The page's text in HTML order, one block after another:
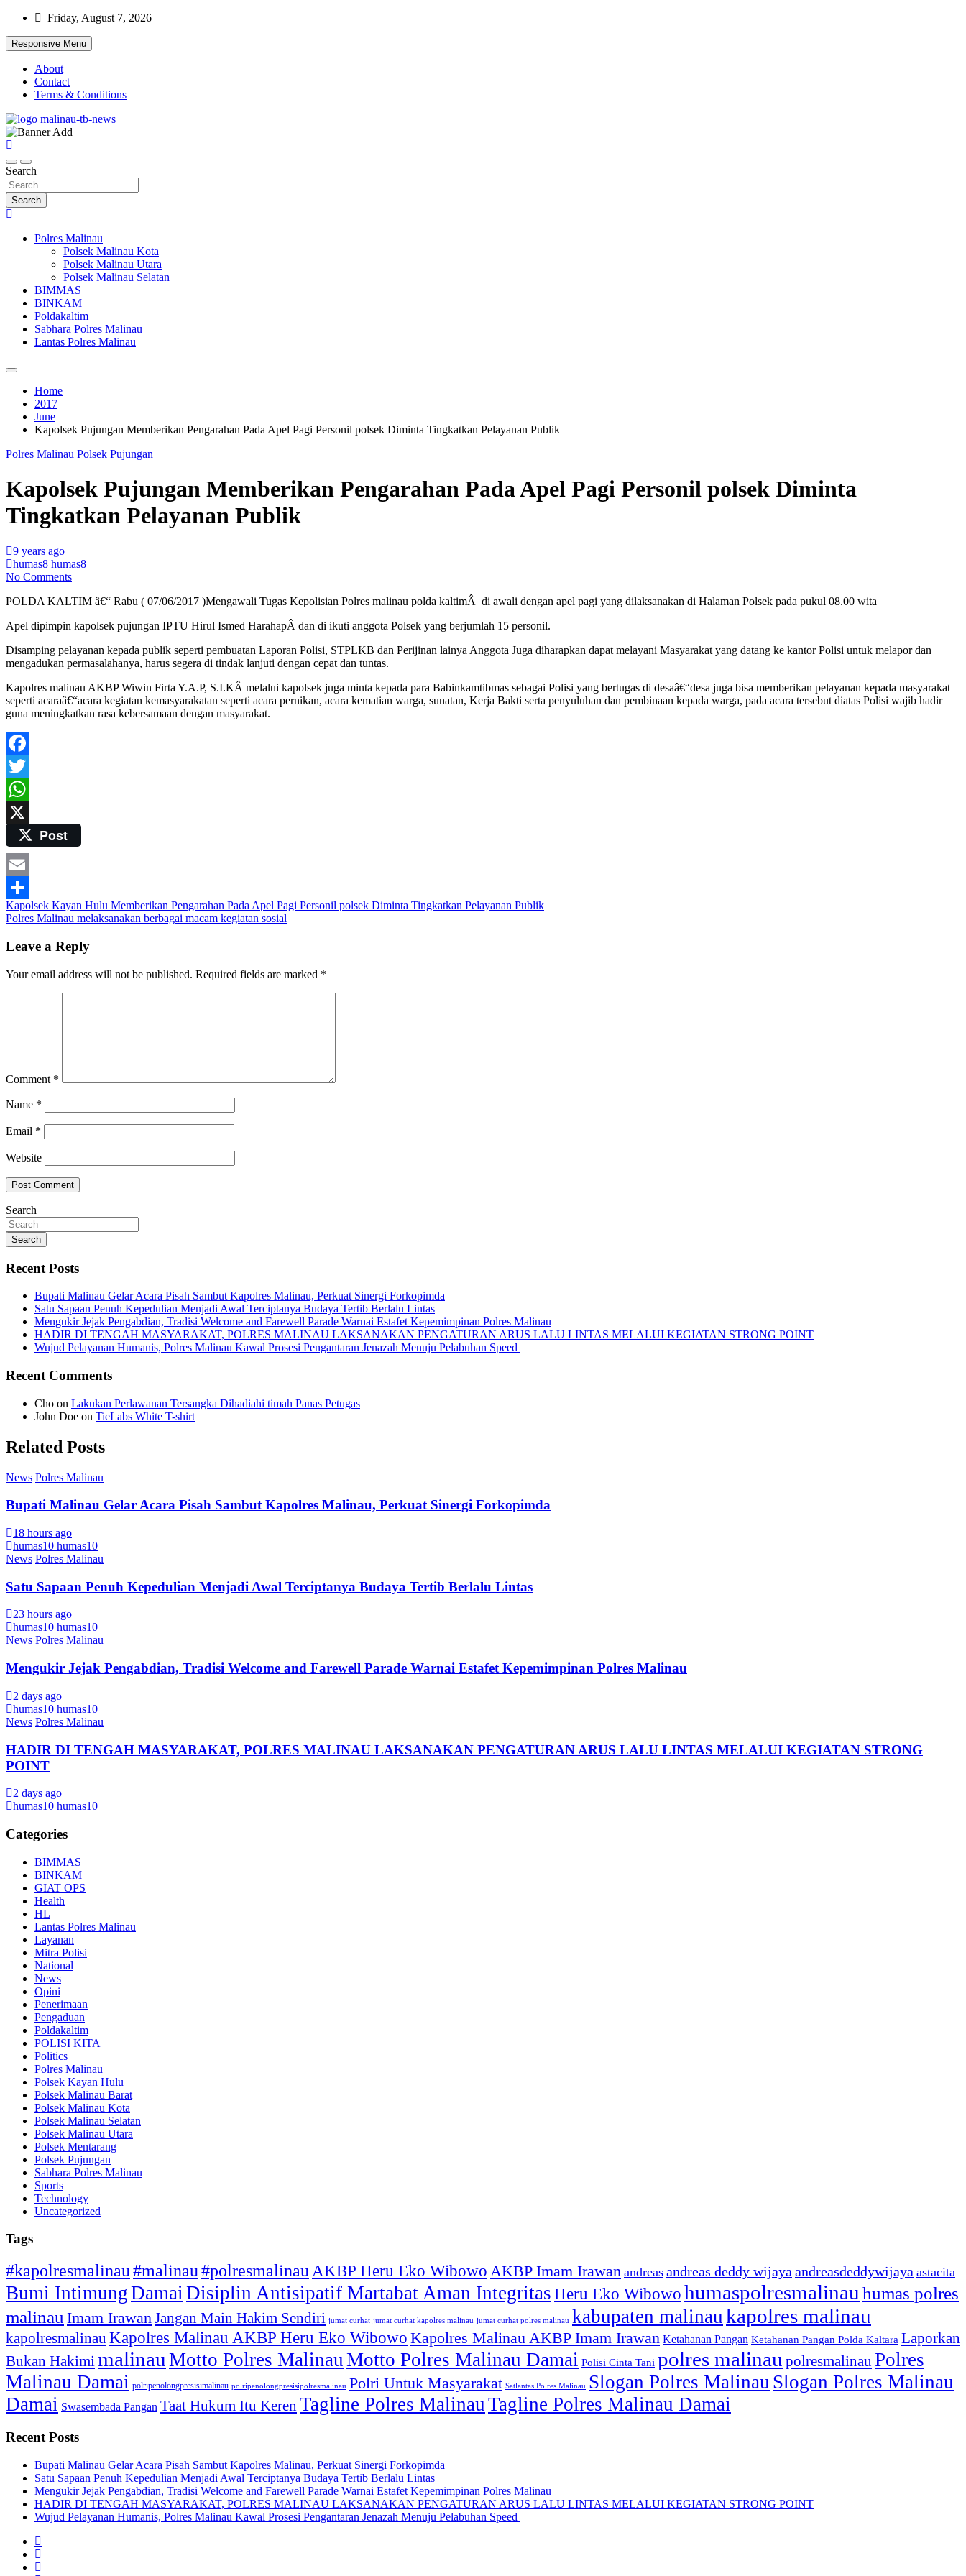
Skip
content
Friday, August 7, 2026
Responsive Menu
About
Contact
Terms & Conditions
Pelangiresmalinau.com
Beranda Warta Bhayangkara
Search
Search
Polres Malinau
Polsek Malinau Kota
Polsek Malinau Utara
Polsek Malinau Selatan
BIMMAS
BINKAM
Poldakaltim
Sabhara Polres Malinau
Lantas Polres Malinau
Home
2017
June
Kapolsek Pujungan Memberikan Pengarahan Pada Apel Pagi Personil polsek Diminta Tingkatkan Pelayanan Publik
Polres Malinau Polsek Pujungan
Kapolsek Pujungan Memberikan Pengarahan Pada Apel Pagi Personil polsek Diminta
Tingkatkan Pelayanan Publik
9 years ago
humas8 humas8
No Comments
POLDA KALTIM â€“ Rabu ( 07/06/2017 )Mengawali Tugas Kepolisian Polres malinau polda kaltimÂ di awali dengan apel pagi yang dilaksanakan di Halaman Polsek pada pukul 08.00 wita
Apel dipimpin kapolsek pujungan IPTU Hirul Ismed HarahapÂ dan di ikuti anggota Polsek yang berjumlah 15 personil.
Disamping pelayanan kepada publik seperti pembuatan Laporan Polisi, STPLKB dan Perijinan lainya Anggota Juga diharapkan dapat melayani Masyarakat yang datang ke kantor Polisi untuk melapor dan
mengadukan permasalahanya, harus segera di tindak lanjuti dengan cepat dan tuntas.
Kapolres malinau AKBP Wiwin Firta Y.A.P, S.I.KÂ melalui kapolsek juga minta kepada para Babinkamtibmas sebagai Polisi yang bertugas di desaâ€“desa juga bisa memberikan pelayanan kepada masyarakat
seperti acaraâ€“acara kegiatan kemasyarakatan seperti acara pernikan, acara kematian warga, sunatan, Kerja Bakti serta penyuluhan dan pembinaan kepada warga, pada acara tersebut diatas Polisi wajib hadir
guna meningkatkan rasa kebersamaan dengan masyarakat.
Facebook
Twitter
WhatsApp
Post
Email
Share
Post
navigation
Kapolsek Kayan Hulu Memberikan Pengarahan Pada Apel Pagi Personil polsek Diminta Tingkatkan Pelayanan Publik
Polres Malinau melaksanakan berbagai macam kegiatan sosial
Leave a Reply
Your email address will not be published. Required fields are marked *
Comment *
Name *
Email *
Website
Search
Search
Recent Posts
Bupati Malinau Gelar Acara Pisah Sambut Kapolres Malinau, Perkuat Sinergi Forkopimda
Satu Sapaan Penuh Kepedulian Menjadi Awal Terciptanya Budaya Tertib Berlalu Lintas
Mengukir Jejak Pengabdian, Tradisi Welcome and Farewell Parade Warnai Estafet Kepemimpinan Polres Malinau
HADIR DI TENGAH MASYARAKAT, POLRES MALINAU LAKSANAKAN PENGATURAN ARUS LALU LINTAS MELALUI KEGIATAN STRONG POINT
Wujud Pelayanan Humanis, Polres Malinau Kawal Prosesi Pengantaran Jenazah Menuju Pelabuhan Speed
Recent Comments
Cho on Lakukan Perlawanan Tersangka Dihadiahi timah Panas Petugas
John Doe on TieLabs White T-shirt
Related Posts
News Polres Malinau
Bupati Malinau Gelar Acara Pisah Sambut Kapolres Malinau, Perkuat Sinergi Forkopimda
18 hours ago
humas10 humas10
News Polres Malinau
Satu Sapaan Penuh Kepedulian Menjadi Awal Terciptanya Budaya Tertib Berlalu Lintas
23 hours ago
humas10 humas10
News Polres Malinau
Mengukir Jejak Pengabdian, Tradisi Welcome and Farewell Parade Warnai Estafet Kepemimpinan Polres Malinau
2 days ago
humas10 humas10
News Polres Malinau
HADIR DI TENGAH MASYARAKAT, POLRES MALINAU LAKSANAKAN PENGATURAN ARUS LALU LINTAS MELALUI KEGIATAN STRONG
POINT
2 days ago
humas10 humas10
Categories
BIMMAS
BINKAM
GIAT OPS
Health
HL
Lantas Polres Malinau
Layanan
Mitra Polisi
National
News
Opini
Penerimaan
Pengaduan
Poldakaltim
POLISI KITA
Politics
Polres Malinau
Polsek Kayan Hulu
Polsek Malinau Barat
Polsek Malinau Kota
Polsek Malinau Selatan
Polsek Malinau Utara
Polsek Mentarang
Polsek Pujungan
Sabhara Polres Malinau
Sports
Technology
Uncategorized
Tags
#kapolresmalinau#malinau#polresmalinau AKBP Heru Eko Wibowo AKBP Imam Irawan andreas andreas deddy wijaya andreasdeddywijaya astacita
Bumi IntimungDamaiDisiplin Antisipatif Martabat Aman IntegritasHeru Eko Wibowohumaspolresmalinau humas polres
malinau Imam IrawanJangan Main Hakim Sendiri jumat curhat jumat curhat kapolres malinau jumat curhat polres malinau kabupaten malinaukapolres malinau
kapolresmalinau Kapolres Malinau AKBP Heru Eko Wibowo Kapolres Malinau AKBP Imam Irawan Ketahanan Pangan Ketahanan Pangan Polda Kaltara Laporkan
Bukan Hakimi malinau Motto Polres MalinauMotto Polres Malinau Damai Polisi Cinta Tani polres malinau polresmalinau Polres
Malinau Damai polripenolongpresisimalinau polripenolongpresisipolresmalinau Polri Untuk Masyarakat Satlantas Polres Malinau Slogan Polres Malinau Slogan Polres Malinau
Damai Swasembada Pangan Taat Hukum Itu Keren Tagline Polres MalinauTagline Polres Malinau Damai
Recent Posts
Bupati Malinau Gelar Acara Pisah Sambut Kapolres Malinau, Perkuat Sinergi Forkopimda
Satu Sapaan Penuh Kepedulian Menjadi Awal Terciptanya Budaya Tertib Berlalu Lintas
Mengukir Jejak Pengabdian, Tradisi Welcome and Farewell Parade Warnai Estafet Kepemimpinan Polres Malinau
HADIR DI TENGAH MASYARAKAT, POLRES MALINAU LAKSANAKAN PENGATURAN ARUS LALU LINTAS MELALUI KEGIATAN STRONG POINT
Wujud Pelayanan Humanis, Polres Malinau Kawal Prosesi Pengantaran Jenazah Menuju Pelabuhan Speed